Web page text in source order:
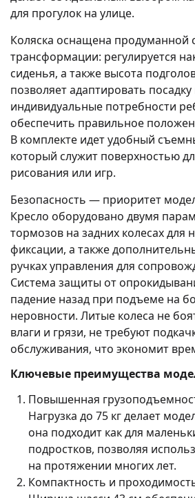
для прогулок на улице.
Коляска оснащена продуманной
трансформации: регулируется
сиденья, а также высота
позволяет адаптировать
индивидуальные потребности
обеспечить правильное
В комплекте идет удобный
который служит поверхностью
рисования или игр.
Безопасность — приоритет
Кресло оборудовано двумя
тормозов на задних колесах для
фиксации, а также
ручках управления для
Система защиты от
падение назад при подъеме на
неровности. Литые колеса не
влаги и грязи, не требуют
обслуживания, что экономит
Ключевые преимущества
Повышенная
Нагрузка до 75 кг делает
она подходит как для
подростков, позволяя
на протяжении многих лет.
Компактность и